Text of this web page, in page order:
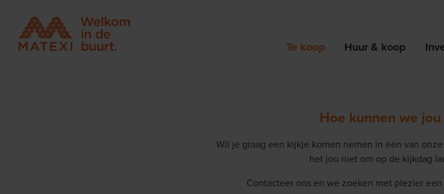
Te koop Huur & koop
Hoe kunnen we
Wil je graag een kijkje komen nemen in één van
het jou niet om op de kijkdag
Contacteer ons en we zoeken met plezier